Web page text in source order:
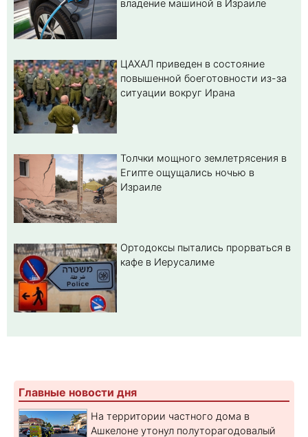
владение машиной в Израиле
ЦАХАЛ приведен в состояние
повышенной боеготовности из-за
ситуации вокруг Ирана
Толчки мощного землетрясения в
Египте ощущались ночью в
Израиле
Ортодоксы пытались прорваться в
кафе в Иерусалиме
Главные новости дня
На территории частного дома в
Ашкелоне утонул полуторагодовалый